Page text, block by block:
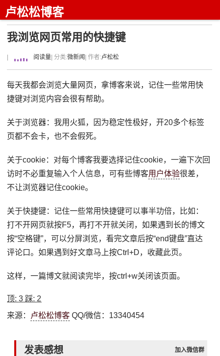
卢松松博客
我浏览网页常用的快捷键
阅读量 | 分类:微新闻 | 作者:卢松松
每天我都会浏览大量网页，拿博客来说，记住一些常用快
捷键对浏览内容会很有帮助。
关于浏览器：我用火狐，因为稳定性极好，开20多个标签
页都不会卡，也不会假死。
关于cookie：对每个博客我要选择记住cookie，一遍下次回
访时不必重复输入个人信息，可有些博客用户体验很差，
不让浏览器记住cookie。
关于快捷键：记住一些常用快捷键可以事半功倍，比如：
打不开网页就按F5，再打不开就关闭，如果遇到长的博文
按“空格键”，可以分屏浏览，看完文章后按“end键盘”直达
评论口。如果遇到好文章马上按Ctrl+D，收藏此页。
这样，一篇博文就阅读完毕，按ctrl+w关闭该页面。
顶:3 踩: 2
来源： 卢松松博客 QQ/微信：13340454
发表感想 加入微信群